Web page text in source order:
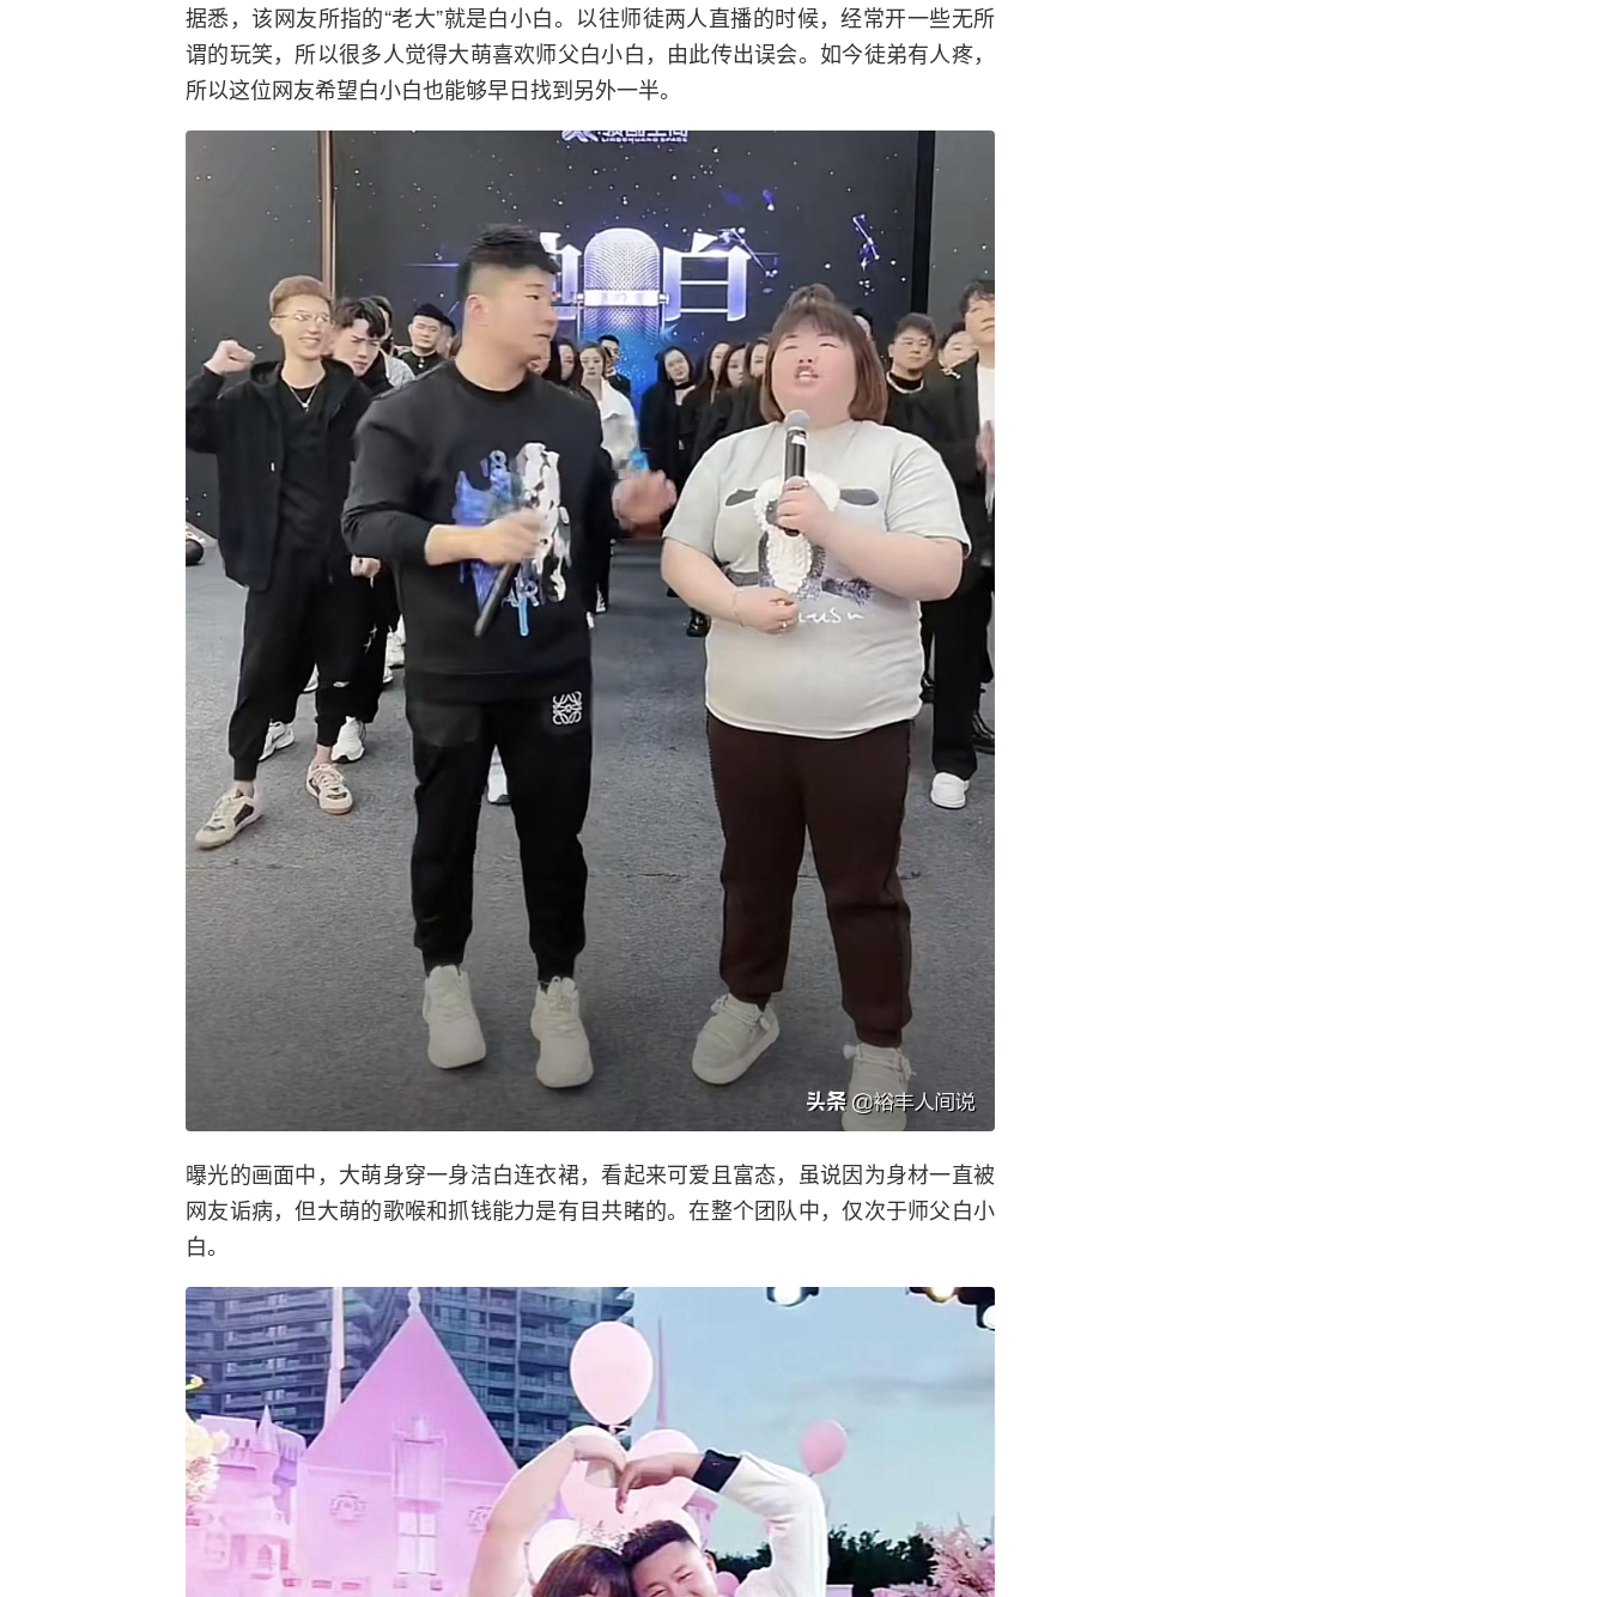
据悉，该网友所指的“老大”就是白小白。以往师徒两人直播的时候，经常开一些无所
谓的玩笑，所以很多人觉得大萌喜欢师父白小白，由此传出误会。如今徒弟有人疼，
所以这位网友希望白小白也能够早日找到另外一半。
曝光的画面中，大萌身穿一身洁白连衣裙，看起来可爱且富态，虽说因为身材一直被
网友诟病，但大萌的歌喉和抓钱能力是有目共睹的。在整个团队中，仅次于师父白小
白。